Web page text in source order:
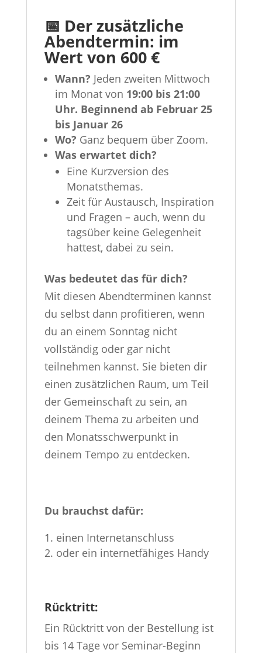
📅 Der zusätzliche
Abendtermin: im
Wert von 600 €
Wann? Jeden zweiten Mittwoch
im Monat von 19:00 bis 21:00
Uhr. Beginnend ab Februar 25
bis Januar 26
Wo? Ganz bequem über Zoom.
Was erwartet dich?
Eine Kurzversion des
Monatsthemas.
Zeit für Austausch, Inspiration
und Fragen – auch, wenn du
tagsüber keine Gelegenheit
hattest, dabei zu sein.
Was bedeutet das für dich?
Mit diesen Abendterminen kannst
du selbst dann profitieren, wenn
du an einem Sonntag nicht
vollständig oder gar nicht
teilnehmen kannst. Sie bieten dir
einen zusätzlichen Raum, um Teil
der Gemeinschaft zu sein, an
deinem Thema zu arbeiten und
den Monatsschwerpunkt in
deinem Tempo zu entdecken.
Du brauchst dafür:
einen Internetanschluss
oder ein internetfähiges Handy
Rücktritt:
Ein Rücktritt von der Bestellung ist
bis 14 Tage vor Seminar-Beginn